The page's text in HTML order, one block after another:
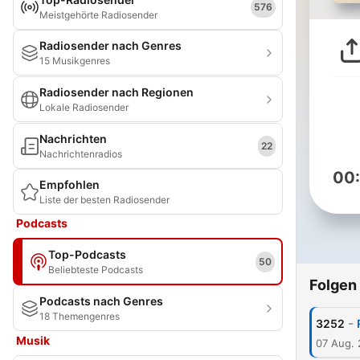
Meistgehörte Radiosender
576
Radiosender nach Genres
15 Musikgenres
Radiosender nach Regionen
Lokale Radiosender
Nachrichten
Nachrichtenradios
22
Empfohlen
Liste der besten Radiosender
Podcasts
Top-Podcasts
Beliebteste Podcasts
50
Podcasts nach Genres
18 Themengenres
Musik
Folgen
3252 -
07 Aug.